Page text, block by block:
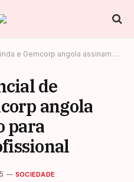
assinam acordo para valorização profissional
de
angola
para
SOCIEDADE